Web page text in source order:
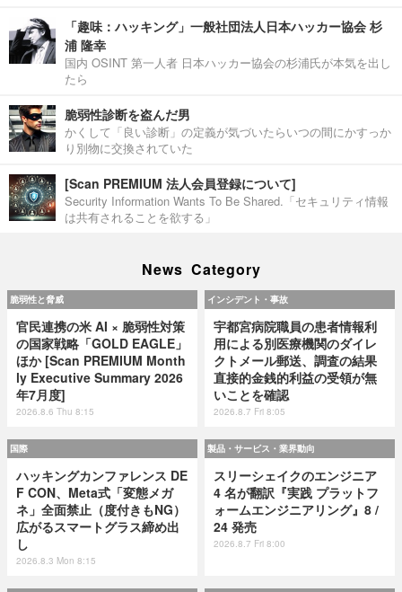
「趣味：ハッキング」一般社団法人日本ハッカー協会 杉
浦 隆幸
国内 OSINT 第一人者 日本ハッカー協会の杉浦氏が本気を出し
たら
脆弱性診断を盗んだ男
かくして「良い診断」の定義が気づいたらいつの間にかすっか
り別物に交換されていた
[Scan PREMIUM 法人会員登録について]
Security Information Wants To Be Shared.「セキュリティ情報
は共有されることを欲する」
News Category
脆弱性と脅威
官民連携の米 AI × 脆弱性対策
の国家戦略「GOLD EAGLE」
ほか [Scan PREMIUM Month
ly Executive Summary 2026
年7月度]
2026.8.6 Thu 8:15
インシデント・事故
宇都宮病院職員の患者情報利
用による別医療機関のダイレ
クトメール郵送、調査の結果
直接的金銭的利益の受領が無
いことを確認
2026.8.7 Fri 8:05
国際
ハッキングカンファレンス DE
F CON、Meta式「変態メガ
ネ」全面禁止（度付きもNG）
広がるスマートグラス締め出
し
2026.8.3 Mon 8:15
製品・サービス・業界動向
スリーシェイクのエンジニア
4 名が翻訳『実践 プラットフ
ォームエンジニアリング』8 /
24 発売
2026.8.7 Fri 8:00